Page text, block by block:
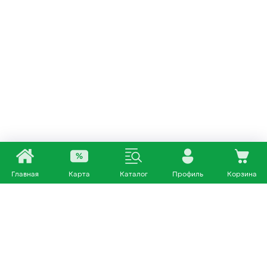
Главная Карта Каталог Профиль Корзина